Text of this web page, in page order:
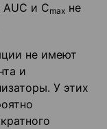
AUC и Сmax не
не имеют
и
У этих